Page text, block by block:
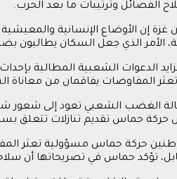
الفصائل وترتيبات ما بعد الحرب.
إن الأوضاع الإنسانية
الأمر الذي جعل السكان يطالبون
الدعوات الشعبية المطالبة
المفاوضات يفاقمان من معاناة
الغضب الشعبي تعود إلى
حركة حماس تقديم تنازلات تتعلق
حركة حماس مسؤولية تعثر
تؤكد حماس في تصريحاتها أن